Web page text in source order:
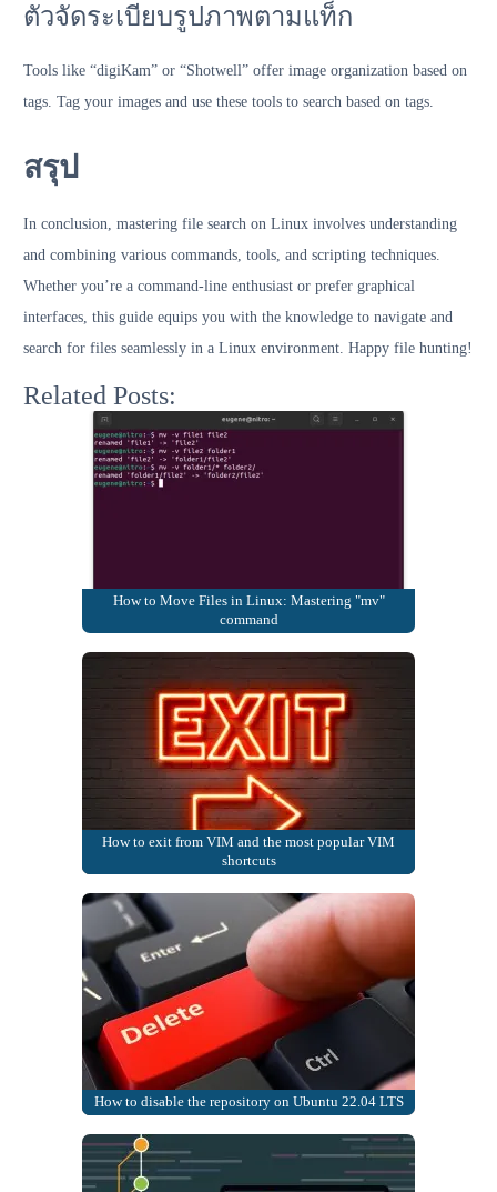
ตัวจัดระเบียบรูปภาพตามแท็ก
Tools like “digiKam” or “Shotwell” offer image organization based on
tags. Tag your images and use these tools to search based on tags.
สรุป
In conclusion, mastering file search on Linux involves understanding
and combining various commands, tools, and scripting techniques.
Whether you’re a command-line enthusiast or prefer graphical
interfaces, this guide equips you with the knowledge to navigate and
search for files seamlessly in a Linux environment. Happy file hunting!
Related Posts:
How to Move Files in Linux: Mastering "mv"
command
How to exit from VIM and the most popular VIM
shortcuts
How to disable the repository on Ubuntu 22.04 LTS